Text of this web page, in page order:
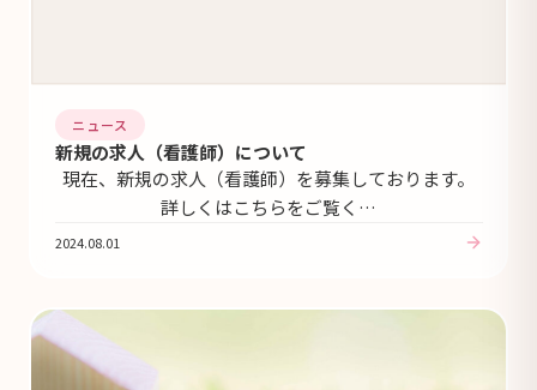
ニュース
新規の求人（看護師）について
現在、新規の求人（看護師）を募集しております。
詳しくはこちらをご覧く…
2024.08.01